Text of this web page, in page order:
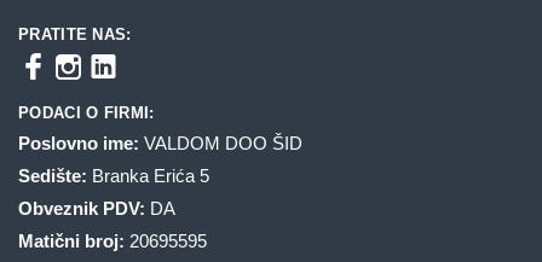
PRATITE NAS:
PODACI O FIRMI:
Poslovno ime: VALDOM DOO ŠID
Sedište: Branka Erića 5
Obveznik PDV: DA
Matični broj: 20695595